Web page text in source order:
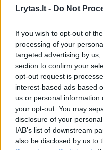
Lrytas.lt - Do Not
If you wish to opt-out of
processing of your
targeted advertising by
section to confirm your
opt-out request is
interest-based ads based
us or personal
your opt-out. You may
disclosure of your
IAB’s list of downstream
also be disclosed by us to
tiesiog
padėjėja, kitaip
kokybę ir
aplinkoje matome
senjoro ar
sunkiausiomis
daug ko mokomės
apkabinti,
įkvėpimo šaltiniu.